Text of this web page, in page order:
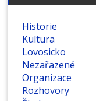
Historie
Kultura
Lovosicko
Nezařazené
Organizace
Rozhovory